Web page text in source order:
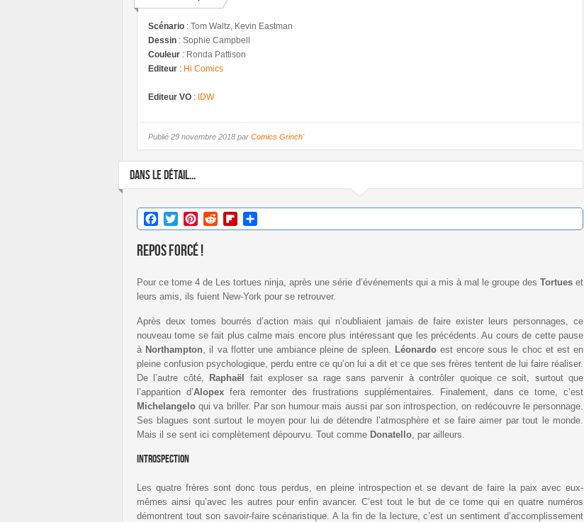
Scénario : Tom Waltz, Kevin Eastman
Dessin : Sophie Campbell
Couleur : Ronda Pattison
Editeur : Hi Comics
Editeur VO : IDW
Publié 29 novembre 2018 par Comics Grinch'
DANS LE DÉTAIL...
Facebook
TwitterPinterestRedditFlipboard
Repos forcé !
Pour ce tome 4 de Les tortues ninja, après une série d’événements qui a mis à mal le groupe des Tortueset
leurs amis, ils fuient New-York pour se retrouver.
Après deux tomes bourrés d’action mais qui n’oubliaient jamais de faire exister leurs personnages, ce
nouveau tome se fait plus calme mais encore plus intéressant que les précédents. Au cours de cette pause
à Northampton , il va flotter une ambiance pleine de spleen. Léonardoest encore sous le choc et est en
pleine confusion psychologique, perdu entre ce qu’on lui a dit et ce que ses frères tentent de lui faire réaliser.
De l’autre côté,
Raphaël
fait exploser sa rage sans parvenir à contrôler quoique ce soit, surtout que
l’apparition d’Alopexfera remonter des frustrations supplémentaires. Finalement, dans ce tome, c’est
Michelangelo qui va briller. Par son humour mais aussi par son introspection, on redécouvre le personnage.
Ses blagues sont surtout le moyen pour lui de détendre l’atmosphère et se faire aimer par tout le monde.
Mais il se sent ici complètement dépourvu. Tout comme Donatello , par ailleurs.
Introspection
Les quatre frères sont donc tous perdus, en pleine introspection et se devant de faire la paix avec eux-
mêmes ainsi qu’avec les autres pour enfin avancer. C’est tout le but de ce tome qui en quatre numéros
démontrent tout son savoir-faire scénaristique. A la fin de la lecture, c’est un sentiment d’accomplissement